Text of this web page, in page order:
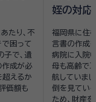
たり、不
困って
子で、遺
作成が必
超えるか
価額も
姪の対応
福岡県に住
言書の作成
病院に入院
母も高齢で
航していま
倒を見てい
ため、財産